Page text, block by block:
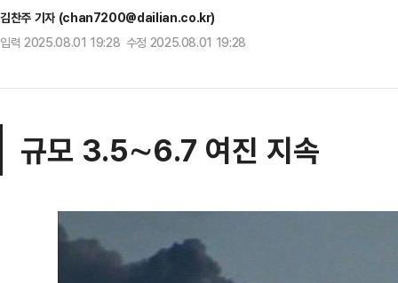
김찬주 기자 (chan7200@dailian.co.kr)
입력 2025.08.01 19:28 수정 2025.08.01 19:28
규모 3.5∼6.7 여진 지속